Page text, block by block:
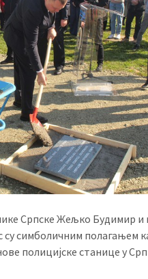
Српске Жељко Будимир и
симболичним полагањем
полицијске станице у